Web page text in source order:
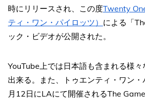
時にリリースされ、この度Twenty
ティ・ワン・パイロッツ） による「
ック・ビデオが公開された。
YouTube上では日本語も含まれる様
出来る。また、トゥエンティ・ワン
月12日にLAにて開催されるThe